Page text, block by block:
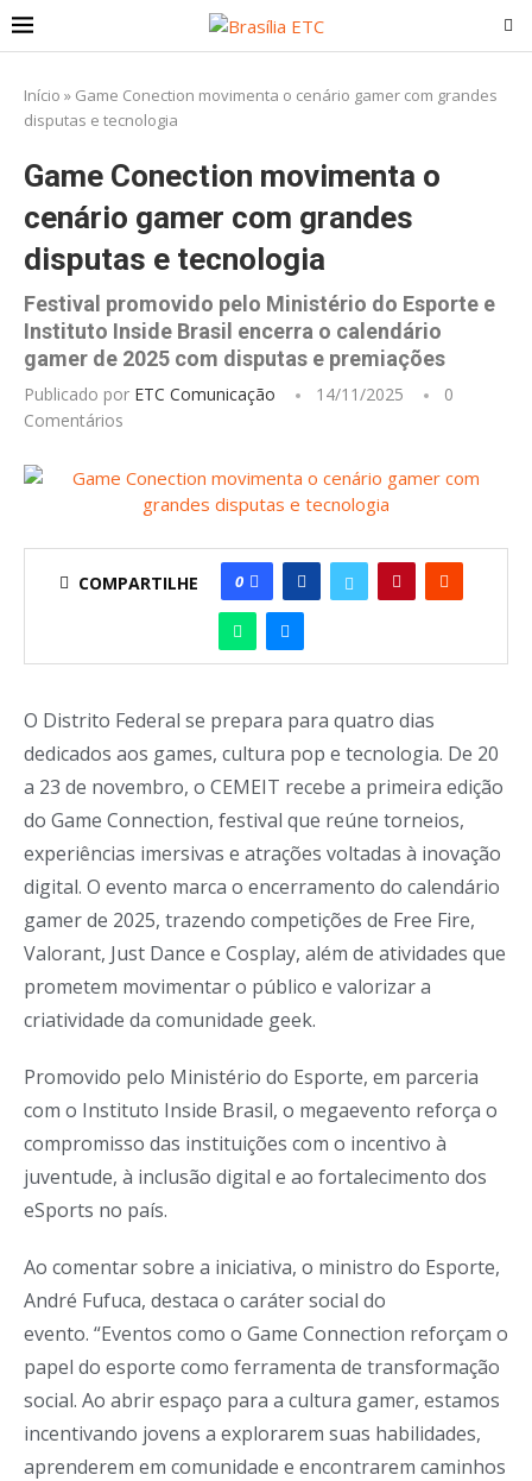
Início » Game Conection movimenta o cenário gamer com grandes
disputas e tecnologia
Game Conection movimenta o
cenário gamer com grandes
disputas e tecnologia
Festival promovido pelo Ministério do Esporte e
Instituto Inside Brasil encerra o calendário
gamer de 2025 com disputas e premiações
Publicado por ETC Comunicação 14/11/2025
0
Comentários
COMPARTILHE 0
O Distrito Federal se prepara para quatro dias
dedicados aos games, cultura pop e tecnologia. De 20
a 23 de novembro, o CEMEIT recebe a primeira edição
do Game Connection, festival que reúne torneios,
experiências imersivas e atrações voltadas à inovação
digital. O evento marca o encerramento do calendário
gamer de 2025, trazendo competições de Free Fire,
Valorant, Just Dance e Cosplay, além de atividades que
prometem movimentar o público e valorizar a
criatividade da comunidade geek.
Promovido pelo Ministério do Esporte, em parceria
com o Instituto Inside Brasil, o megaevento reforça o
compromisso das instituições com o incentivo à
juventude, à inclusão digital e ao fortalecimento dos
eSports no país.
Ao comentar sobre a iniciativa, o ministro do Esporte,
André Fufuca, destaca o caráter social do
evento. “Eventos como o Game Connection reforçam o
papel do esporte como ferramenta de transformação
social. Ao abrir espaço para a cultura gamer, estamos
incentivando jovens a explorarem suas habilidades,
aprenderem em comunidade e encontrarem caminhos